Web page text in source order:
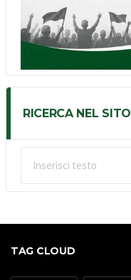
RICERCA NEL SITO
TAG CLOUD